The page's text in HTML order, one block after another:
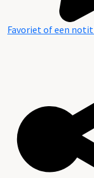
Favoriet of een